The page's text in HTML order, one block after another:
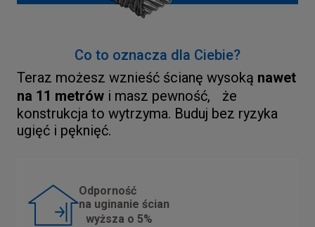
Co to oznacza dla Ciebie?
Teraz możesz wznieść ścianę wysoką nawet
na 11 metrów i masz pewność, że
konstrukcja to wytrzyma. Buduj bez ryzyka
ugięć i pęknięć.
Odporność
na uginanie ścian
wyższa o 5%